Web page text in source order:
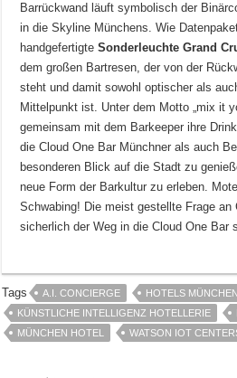
Barrückwand läuft symbolisch der
in die Skyline Münchens. Wie
handgefertigte Sonderleuchte Grand
dem großen Bartresen, der von der
steht und damit sowohl optischer als
Mittelpunkt ist. Unter dem Motto „mix it
gemeinsam mit dem Barkeeper ihre
die Cloud One Bar Münchner als auch
besonderen Blick auf die Stadt zu
neue Form der Barkultur zu erleben.
Schwabing! Die meist gestellte Frage an
sicherlich der Weg in die Cloud One Bar
Tags A.I. CONCIERGE
HOTELS MÜNCHEN
KÜNSTLICHE INTELLIGENZ HOTELLERIE
MÜNCHEN HOTEL
WATSON IOT